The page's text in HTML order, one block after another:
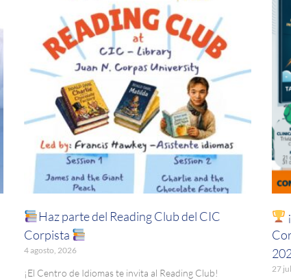
Haz parte del Reading Club del CIC
Corpista
4 agosto, 2026
¡El Centro de Idiomas te invita al Reading Club! 27